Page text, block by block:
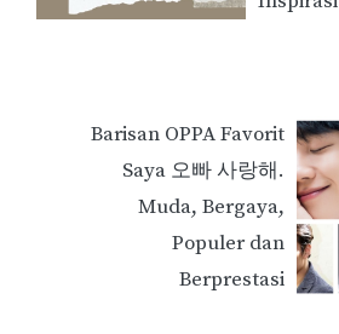
Barisan OPPA Favorit
Saya 오빠 사랑해.
Muda, Bergaya,
Populer dan
Berprestasi